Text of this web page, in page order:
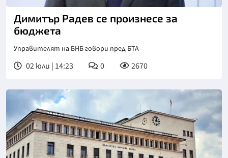
Димитър Радев се произнесе за
бюджета
Управителят на БНБ говори пред БТА
02 юли | 14:23 0 2670